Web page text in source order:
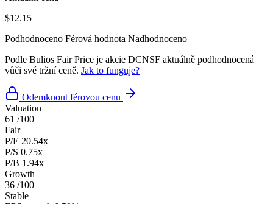
$12.15
Podhodnoceno Férová hodnota Nadhodnoceno
Podle Bulios Fair Price je akcie DCNSF aktuálně podhodnocená
vůči své tržní ceně. Jak to funguje?
Odemknout férovou cenu
Valuation
61 /100
Fair
P/E 20.54x
P/S 0.75x
P/B 1.94x
Growth
36 /100
Stable